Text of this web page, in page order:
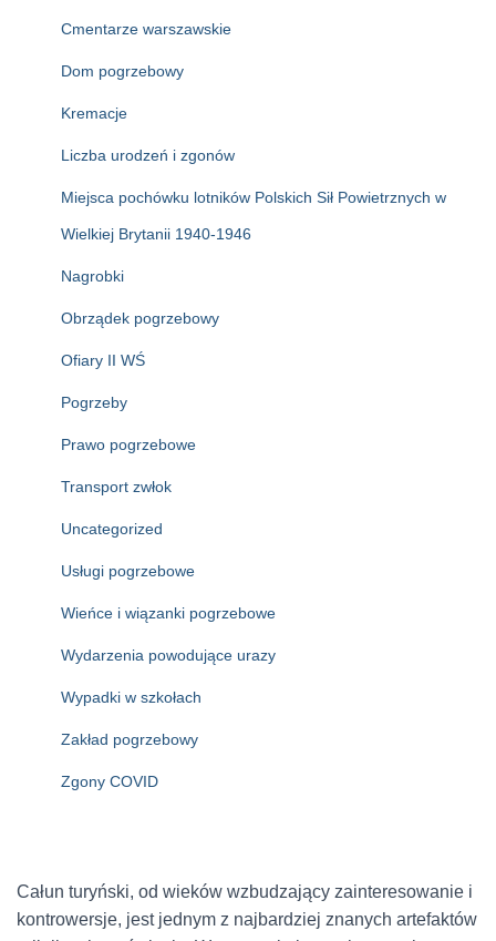
Cmentarze warszawskie
Dom pogrzebowy
Kremacje
Liczba urodzeń i zgonów
Miejsca pochówku lotników Polskich Sił Powietrznych w
Wielkiej Brytanii 1940-1946
Nagrobki
Obrządek pogrzebowy
Ofiary II WŚ
Pogrzeby
Prawo pogrzebowe
Transport zwłok
Uncategorized
Usługi pogrzebowe
Wieńce i wiązanki pogrzebowe
Wydarzenia powodujące urazy
Wypadki w szkołach
Zakład pogrzebowy
Zgony COVID
Całun turyński, od wieków wzbudzający zainteresowanie i
kontrowersje, jest jednym z najbardziej znanych artefaktów